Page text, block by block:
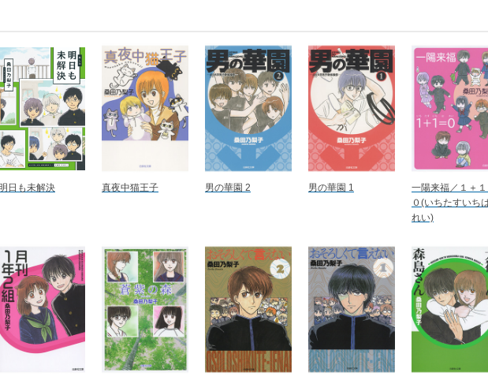
日も未解決 真夜中猫王子 男の華園 2 男の華園 1
一陽来福／１＋１
０(いちたすいち
れい)